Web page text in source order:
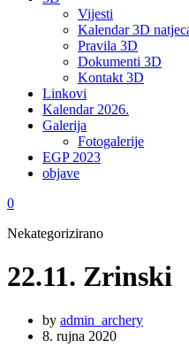
Vijesti
Kalendar 3D
Pravila 3D
Dokumenti 3D
Kontakt 3D
Linkovi
Kalendar 2026.
Galerija
Fotogalerije
EGP 2023
objave
0
Nekategorizirano
22.11. Zrinski
by admin_archery
8. rujna 2020